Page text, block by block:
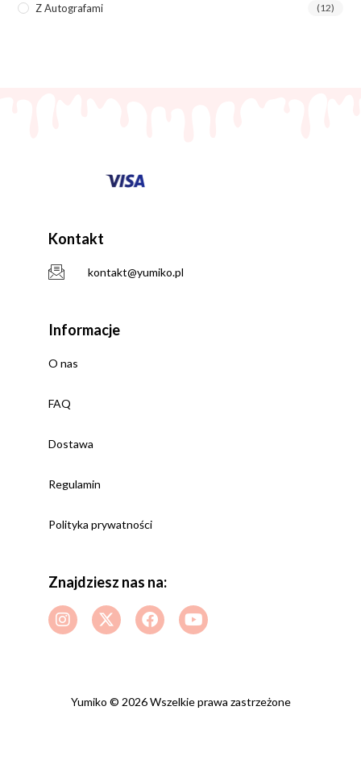
Z Autografami (12)
Kontakt
kontakt@yumiko.pl
Informacje
O nas
FAQ
Dostawa
Regulamin
Polityka prywatności
Znajdziesz nas na:
Yumiko © 2026 Wszelkie prawa zastrzeżone